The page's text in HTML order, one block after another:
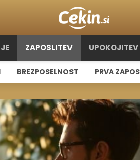
ZAPOSLITEV UPOKOJITEV
BREZPOSELNOST PRVA